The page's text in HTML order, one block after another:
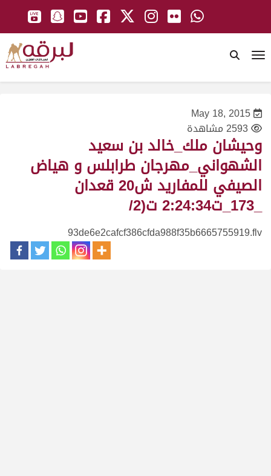
May 18, 2015
2593 مشاهدة
وحيشان ملك_خالد بن سعيد
الشهواني_مهرجان طرابلس و هياض
الصيفي للمفاريد ش20 قعدان
_173_ت2:24:34 ت(2/
93de6e2cafcf386cfda988f35b6665755919.flv